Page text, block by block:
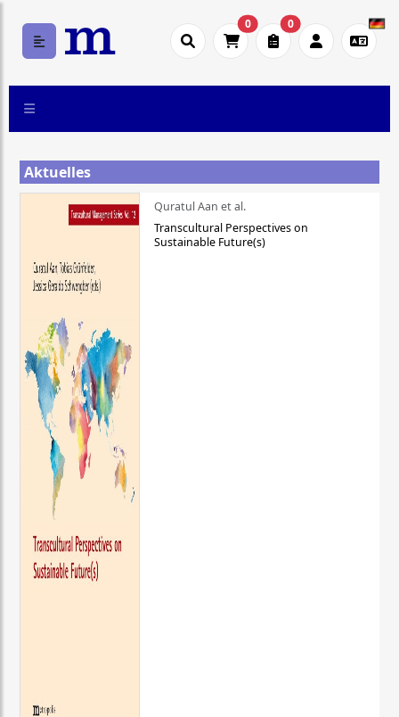
0 0
Aktuelles
Quratul Aan et al.
Transcultural Perspectives on
Sustainable Future(s)